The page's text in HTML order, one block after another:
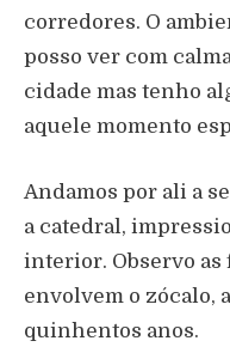
corredores. O
posso ver com
cidade mas tenho
aquele momento
Andamos por ali a
a catedral,
interior. Observo as
envolvem o zócalo,
quinhentos anos.